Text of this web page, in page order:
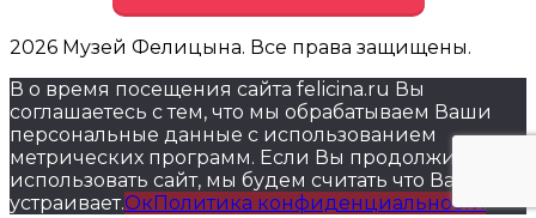
2026 Музей Фелицына. Все права защищены.
В о время посещения сайта felicina.ru Вы
соглашаетесь с тем, что мы обрабатываем Ваши
персональные данные с использованием
метрических программ. Если Вы продолжите
использовать сайт, мы будем считать что Вас это
устраивает.ОкПолитика конфиденциальности